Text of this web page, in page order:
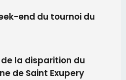
end du tournoi du
la disparition du
de Saint Exupery